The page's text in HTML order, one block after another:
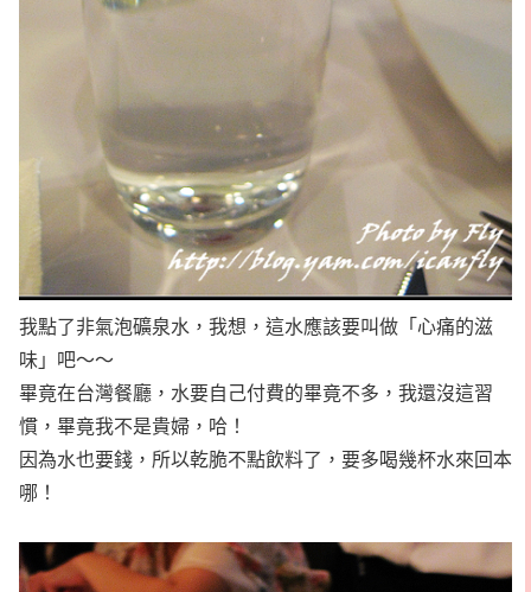
我點了非氣泡礦泉水，我想，這水應該要叫做「心痛的滋
味」吧～～
畢竟在台灣餐廳，水要自己付費的畢竟不多，我還沒這習
慣，畢竟我不是貴婦，哈！
因為水也要錢，所以乾脆不點飲料了，要多喝幾杯水來回本
哪！